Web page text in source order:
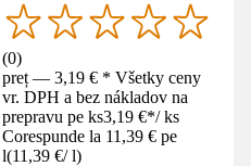
(0)
preț — 3,19 € * Všetky ceny
vr. DPH a bez nákladov na
prepravu pe ks3,19 €*/ ks
Corespunde la 11,39 € pe
l(11,39 €/ l)